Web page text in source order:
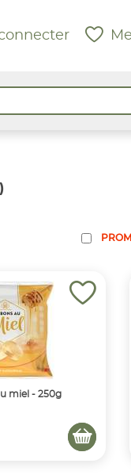
miel - 250g